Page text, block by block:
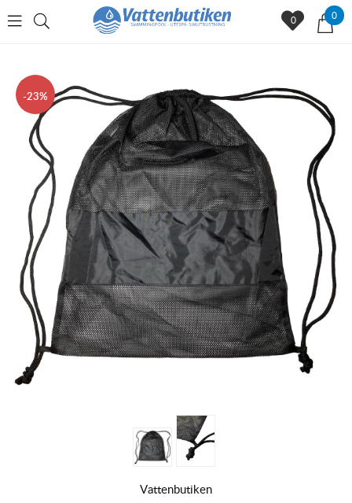
0
0
23
Vattenbutiken